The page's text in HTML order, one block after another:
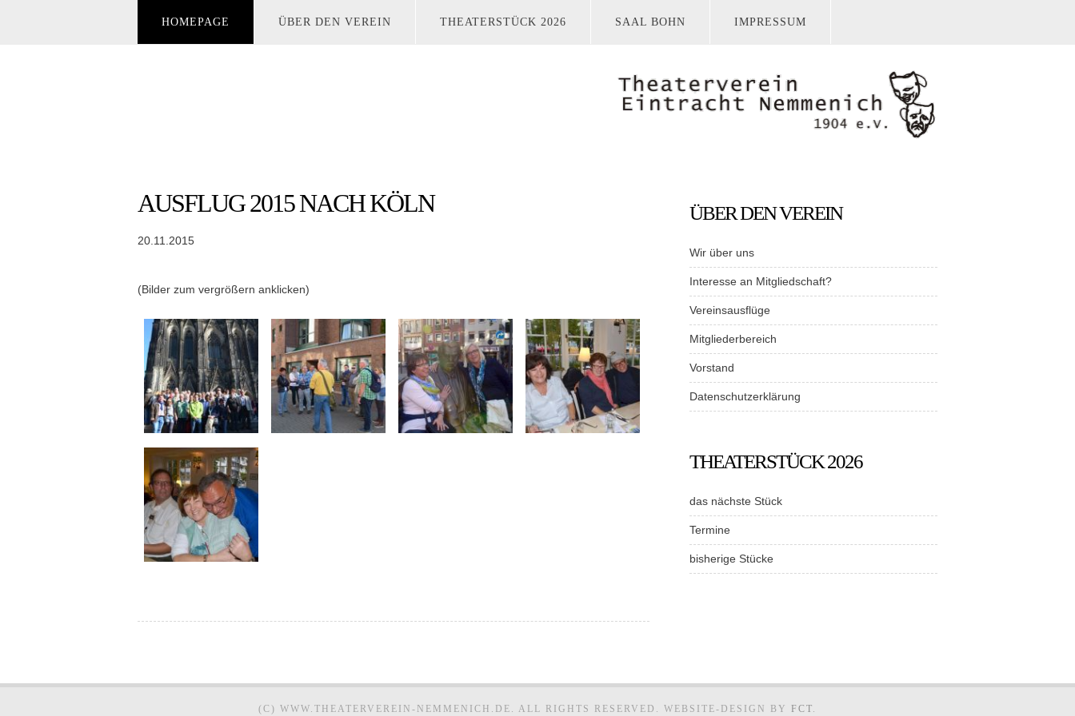
HOMEPAGE ÜBER DEN VEREIN THEATERSTÜCK 2026 SAAL BOHN IMPRESSUM
AUSFLUG 2015 NACH KÖLN
20.11.2015
(Bilder zum vergrößern anklicken)
ÜBER DEN VEREIN
Wir über uns
Interesse an Mitgliedschaft?
Vereinsausflüge
Mitgliederbereich
Vorstand
Datenschutzerklärung
THEATERSTÜCK 2026
das nächste Stück
Termine
bisherige Stücke
(C) WWW.THEATERVEREIN-NEMMENICH.DE. ALL RIGHTS RESERVED. WEBSITE-DESIGN BY FCT.